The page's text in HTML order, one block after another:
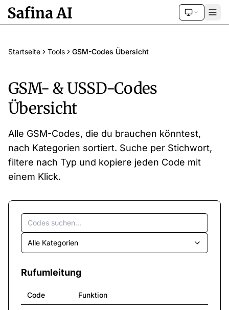
Startseite Tools GSM-Codes Übersicht
GSM- & USSD-Codes
Übersicht
Alle GSM-Codes, die du brauchen könntest,
nach Kategorien sortiert. Suche per Stichwort,
filtere nach Typ und kopiere jeden Code mit
einem Klick.
Alle Kategorien
Rufumleitung
Code Funktion